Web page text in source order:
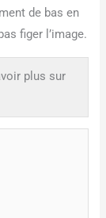
de bas en
figer l’image.
plus sur